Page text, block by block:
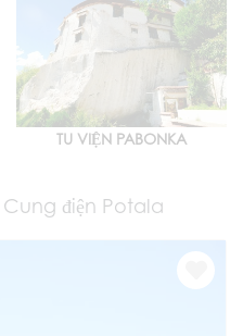
TU VIỆN PABONKA
điện Potala